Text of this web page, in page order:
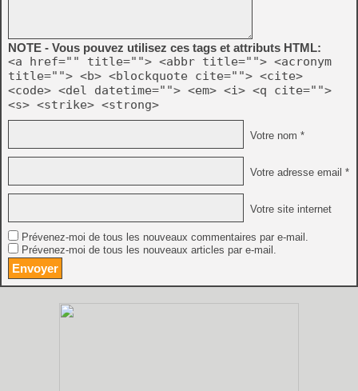
NOTE - Vous pouvez utilisez ces tags et attributs HTML:
<a href="" title=""> <abbr title=""> <acronym
title=""> <b> <blockquote cite=""> <cite>
<code> <del datetime=""> <em> <i> <q cite="">
<s> <strike> <strong>
Votre nom *
Votre adresse email *
Votre site internet
Prévenez-moi de tous les nouveaux commentaires par e-mail.
Prévenez-moi de tous les nouveaux articles par e-mail.